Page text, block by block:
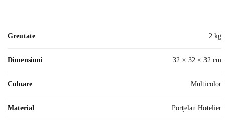
Greutate 2 kg
Dimensiuni 32 × 32 × 32 cm
Culoare Multicolor
Material Porțelan Hotelier